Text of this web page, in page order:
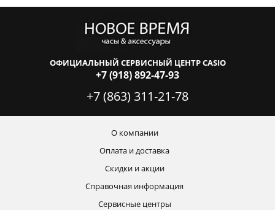
ОФИЦИАЛЬНЫЙ СЕРВИСНЫЙ ЦЕНТР CASIO
+7 (918) 892-47-93
+7 (863) 311-21-78
О компании
Оплата и доставка
Скидки и акции
Справочная информация
Сервисные центры